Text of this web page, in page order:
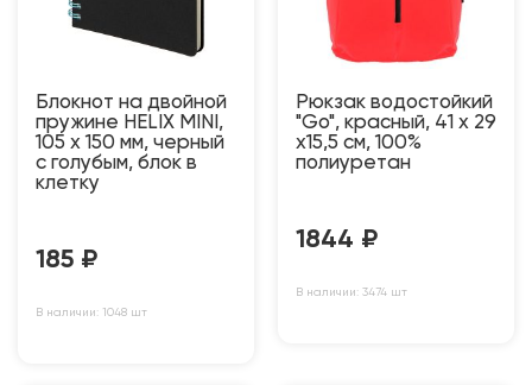
Блокнот на двойной
пружине HELIX MINI,
105 х 150 мм, черный
с голубым, блок в
клетку
185 ₽
В наличии: 1048 шт
Рюкзак водостойкий
"Go", красный, 41 х 29
х15,5 см, 100%
полиуретан
1844 ₽
В наличии: 3474 шт